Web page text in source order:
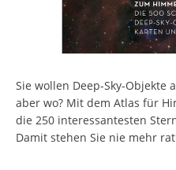
Sie wollen Deep-Sky-Objekte
aber wo? Mit dem Atlas für
die 250 interessantesten
Damit stehen Sie nie mehr